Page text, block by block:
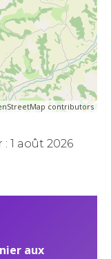
contributors
1 août 2026
aux